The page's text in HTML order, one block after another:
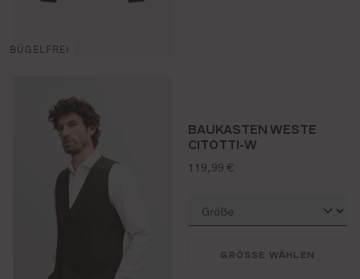
BÜGELFREI
BAUKASTEN WESTE
CITOTTI-W
regulärer preis:
119,99 €
GRÖSSE WÄHLEN